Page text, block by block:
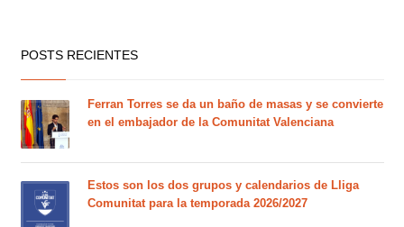
POSTS RECIENTES
Ferran Torres se da un baño de masas y se convierte
en el embajador de la Comunitat Valenciana
Estos son los dos grupos y calendarios de Lliga
Comunitat para la temporada 2026/2027